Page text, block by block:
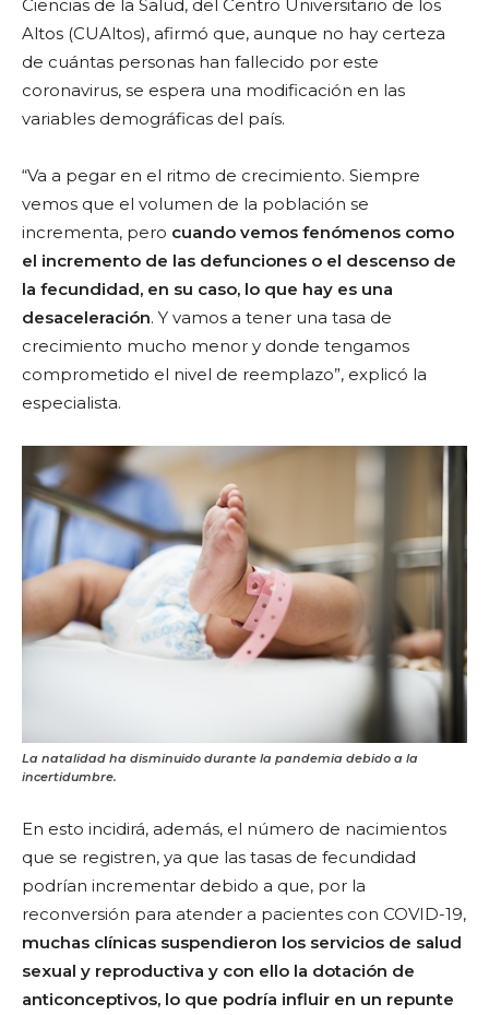
Ciencias de la Salud, del Centro Universitario de los
Altos (CUAltos), afirmó que, aunque no hay certeza
de cuántas personas han fallecido por este
coronavirus, se espera una modificación en las
variables demográficas del país.
“Va a pegar en el ritmo de crecimiento. Siempre
vemos que el volumen de la población se
incrementa, pero cuando vemos fenómenos como
el incremento de las defunciones o el descenso de
la fecundidad, en su caso, lo que hay es una
desaceleración. Y vamos a tener una tasa de
crecimiento mucho menor y donde tengamos
comprometido el nivel de reemplazo”, explicó la
especialista.
La natalidad ha disminuido durante la pandemia debido a la
incertidumbre.
En esto incidirá, además, el número de nacimientos
que se registren, ya que las tasas de fecundidad
podrían incrementar debido a que, por la
reconversión para atender a pacientes con COVID-19,
muchas clínicas suspendieron los servicios de salud
sexual y reproductiva y con ello la dotación de
anticonceptivos, lo que podría influir en un repunte